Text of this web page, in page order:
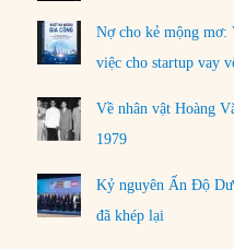
Nợ cho kẻ mộng mơ:
việc cho startup vay
Về nhân vật Hoàng
1979
Kỷ nguyên Ấn Độ
đã khép lại